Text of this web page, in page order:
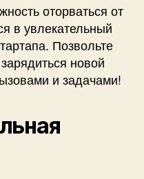
оторваться от
в увлекательный
Позвольте
новой
и задачами!